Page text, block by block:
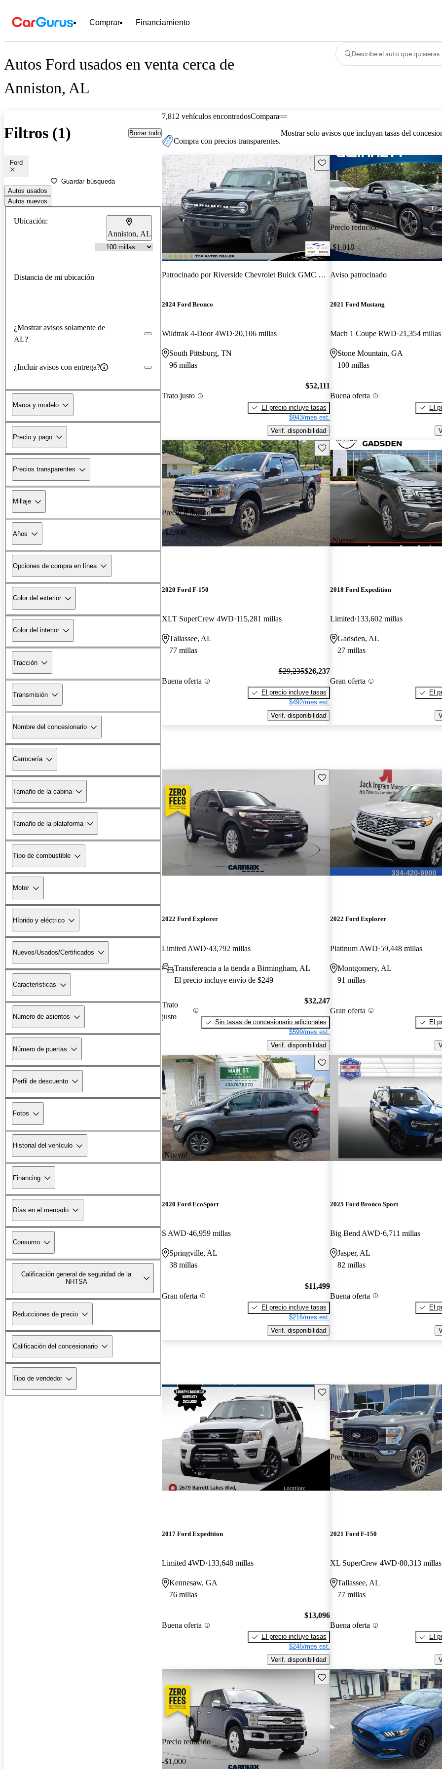
Comprar Financiamiento
Autos Ford usados en venta cerca de
Anniston, AL
Describe el auto que quisieras
Filtros (1) Borrar todo
Ford
Guardar búsqueda
Autos usados
Autos nuevos
Ubicación:
Anniston, AL
Distancia de mi ubicación
¿Mostrar avisos solamente de
AL?
¿Incluir avisos con entrega?
Marca y modelo
Precio y pago
Precios transparentes
Millaje
Años
Opciones de compra en línea
Color del exterior
Color del interior
Tracción
Transmisión
Nombre del concesionario
Carrocería
Tamaño de la cabina
Tamaño de la plataforma
Tipo de combustible
Motor
Híbrido y eléctrico
Nuevos/Usados/Certificados
Características
Número de asientos
Número de puertas
Perfil de descuento
Fotos
Historial del vehículo
Financing
Días en el mercado
Consumo
Calificación general de seguridad de la
NHTSA
Reducciones de precio
Calificación del concesionario
Tipo de vendedor
7,812 vehículos encontradosCompara
Compra con precios transparentes.
Mostrar solo avisos que incluyan tasas del
Guarda este Aviso
Patrocinado porRiverside Chevrolet Buick GMC LLC
2024 Ford Bronco
Wildtrak 4-Door 4WD 20,106 millas
South Pittsburg, TN
96 millas
Trato justo
$52,111
El precio incluye tasas
$943/mes est.
Verif. disponibilidad
Precio reducido
-$1,018
Aviso patrocinado
2021 Ford Mustang
Mach 1 Coupe RWD 21,354 millas
Stone Mountain, GA
100 millas
Buena oferta
El
Precio reducido
-$2,998
Guarda este Aviso
2020 Ford F-150
XLT SuperCrew 4WD 115,281 millas
Tallassee, AL
77 millas
Buena oferta
$29,235$26,237
El precio incluye tasas
$492/mes est.
Verif. disponibilidad
¡Nuevo!
2018 Ford Expedition
Limited 133,602 millas
Gadsden, AL
27 millas
Gran oferta
El
Guarda este Aviso
2022 Ford Explorer
Limited AWD 43,792 millas
Transferencia a la tienda a Birmingham, AL
El precio incluye envío de $249
Trato
justo
$32,247
Sin tasas de concesionario adicionales
$599/mes est.
Verif. disponibilidad
2022 Ford Explorer
Platinum AWD 59,448 millas
Montgomery, AL
91 millas
Gran oferta
El
¡Nuevo!
Guarda este Aviso
2020 Ford EcoSport
S AWD 46,959 millas
Springville, AL
38 millas
Gran oferta
$11,499
El precio incluye tasas
$216/mes est.
Verif. disponibilidad
2025 Ford Bronco Sport
Big Bend AWD 6,711 millas
Jasper, AL
82 millas
Buena oferta
El
Guarda este Aviso
2017 Ford Expedition
Limited 4WD 133,648 millas
Kennesaw, GA
76 millas
Buena oferta
$13,096
El precio incluye tasas
$246/mes est.
Verif. disponibilidad
Precio reducido
-$2,386
2021 Ford F-150
XL SuperCrew 4WD 80,313 millas
Tallassee, AL
77 millas
Buena oferta
El
Precio reducido
-$1,000
Guarda este Aviso